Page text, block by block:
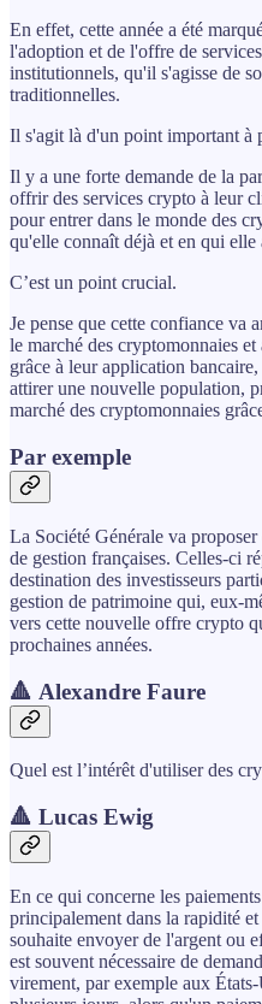
En effet, cette année a été
l'adoption et de l'offre de
institutionnels, qu'il s'agisse de
traditionnelles.
Il s'agit là d'un point important à
Il y a une forte demande de la
offrir des services crypto à leur
pour entrer dans le monde des
qu'elle connaît déjà et en qui elle
C’est un point crucial.
Je pense que cette confiance va
le marché des cryptomonnaies
grâce à leur application
attirer une nouvelle population,
marché des cryptomonnaies
Par exemple
La Société Générale va
de gestion françaises. Celles-ci
destination des investisseurs
gestion de patrimoine qui, eux-
vers cette nouvelle offre crypto
prochaines années.
🔺 Alexandre Faure
Quel est l’intérêt d'utiliser des
🔺 Lucas Ewig
En ce qui concerne les
principalement dans la rapidité
souhaite envoyer de l'argent ou
est souvent nécessaire de
virement, par exemple aux